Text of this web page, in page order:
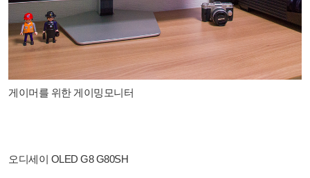
게이머를 위한 게이밍모니터
오디세이 OLED G8 G80SH